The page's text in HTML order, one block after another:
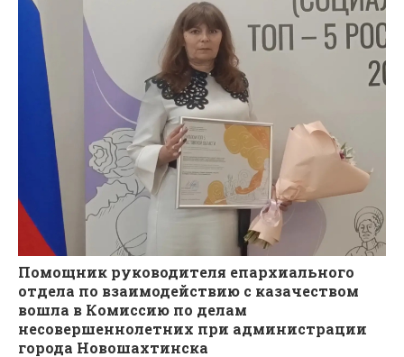
Помощник руководителя епархиального
отдела по взаимодействию с казачеством
вошла в Комиссию по делам
несовершеннолетних при администрации
города Новошахтинска